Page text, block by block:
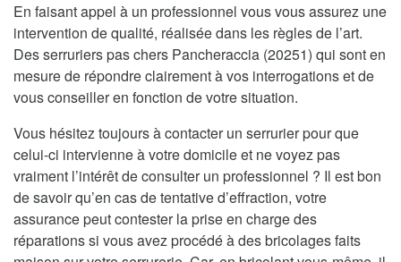
En faisant appel à un professionnel vous vous assurez une
intervention de qualité, réalisée dans les règles de l’art.
Des serruriers pas chers Pancheraccia (20251) qui sont en
mesure de répondre clairement à vos interrogations et de
vous conseiller en fonction de votre situation.
Vous hésitez toujours à contacter un serrurier pour que
celui-ci intervienne à votre domicile et ne voyez pas
vraiment l’intérêt de consulter un professionnel ? Il est bon
de savoir qu’en cas de tentative d’effraction, votre
assurance peut contester la prise en charge des
réparations si vous avez procédé à des bricolages faits